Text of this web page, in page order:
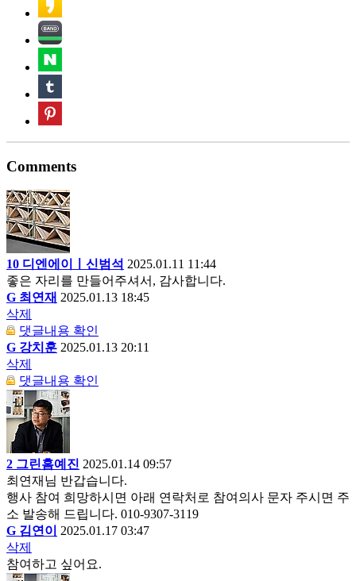
Comments
10 디엔에이ㅣ신범석 2025.01.11 11:44
좋은 자리를 만들어주셔서, 감사합니다.
G 최연재 2025.01.13 18:45
삭제
댓글내용 확인
G 강치훈 2025.01.13 20:11
삭제
댓글내용 확인
2 그린홈예진 2025.01.14 09:57
최연재님 반갑습니다.
행사 참여 희망하시면 아래 연락처로 참여의사 문자 주시면 주
소 발송해 드립니다. 010-9307-3119
G 김연이
2025.01.17 03:47
삭제
참여하고 싶어요.